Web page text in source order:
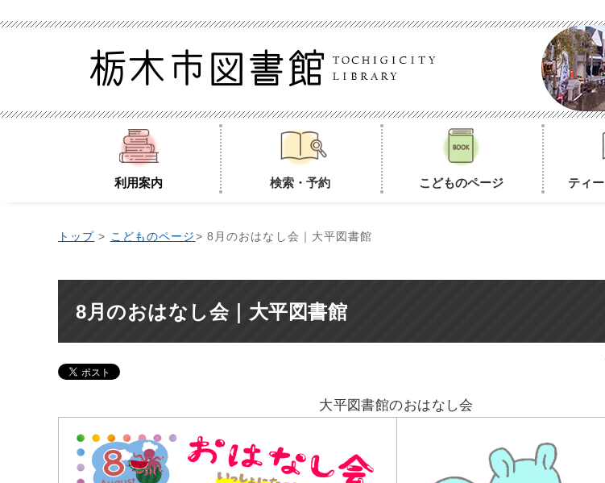
利用案内 検索・予約 こどものページ ティ
トップ > こどものページ> 8月のおはなし会｜大平図書館
8月のおはなし会｜大平図書館
大平図書館のおはなし会